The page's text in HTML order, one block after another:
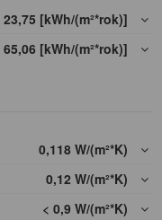
23,75 [kWh/(m²*rok)]
65,06 [kWh/(m²*rok)]
0,118 W/(m²*K)
0,12 W/(m²*K)
< 0,9 W/(m²*K)